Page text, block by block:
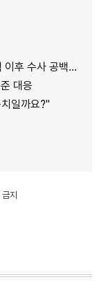
공백 대응 나서
대응
일까요?"
지